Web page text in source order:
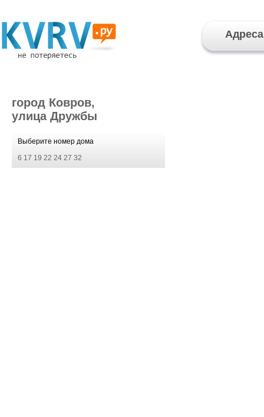
Адреса
город Ковров,
улица Дружбы
Выберите номер дома
6 17 19 22 24 27 32